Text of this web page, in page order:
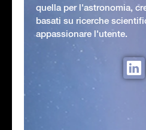
quella per l'astronomia,
basati su ricerche
appassionare l'utente.